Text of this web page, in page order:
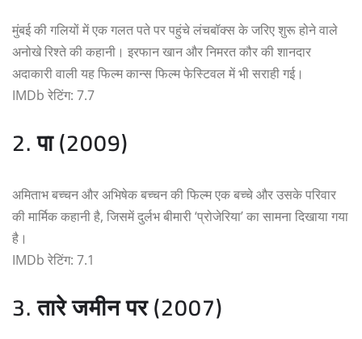
मुंबई की गलियों में एक गलत पते पर पहुंचे लंचबॉक्स के जरिए शुरू होने वाले
अनोखे रिश्ते की कहानी। इरफान खान और निमरत कौर की शानदार
अदाकारी वाली यह फिल्म कान्स फिल्म फेस्टिवल में भी सराही गई।
IMDb रेटिंग: 7.7
2. पा (2009)
अमिताभ बच्चन और अभिषेक बच्चन की फिल्म एक बच्चे और उसके परिवार
की मार्मिक कहानी है, जिसमें दुर्लभ बीमारी ‘प्रोजेरिया’ का सामना दिखाया गया
है।
IMDb रेटिंग: 7.1
3. तारे जमीन पर (2007)